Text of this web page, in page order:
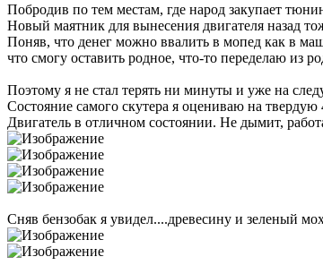
Побродив по тем местам, где народ закупает
Новый маятник для вынесения двигателя назад
Поняв, что денег можно ввалить в мопед как в
что смогу оставить родное, что-то переделаю из
Поэтому я не стал терять ни минуты и уже на
Состояние самого скутера я оцениваю на
Двигатель в отличном состоянии. Не дымит,
Сняв бензобак я увидел....древесину и зеленый